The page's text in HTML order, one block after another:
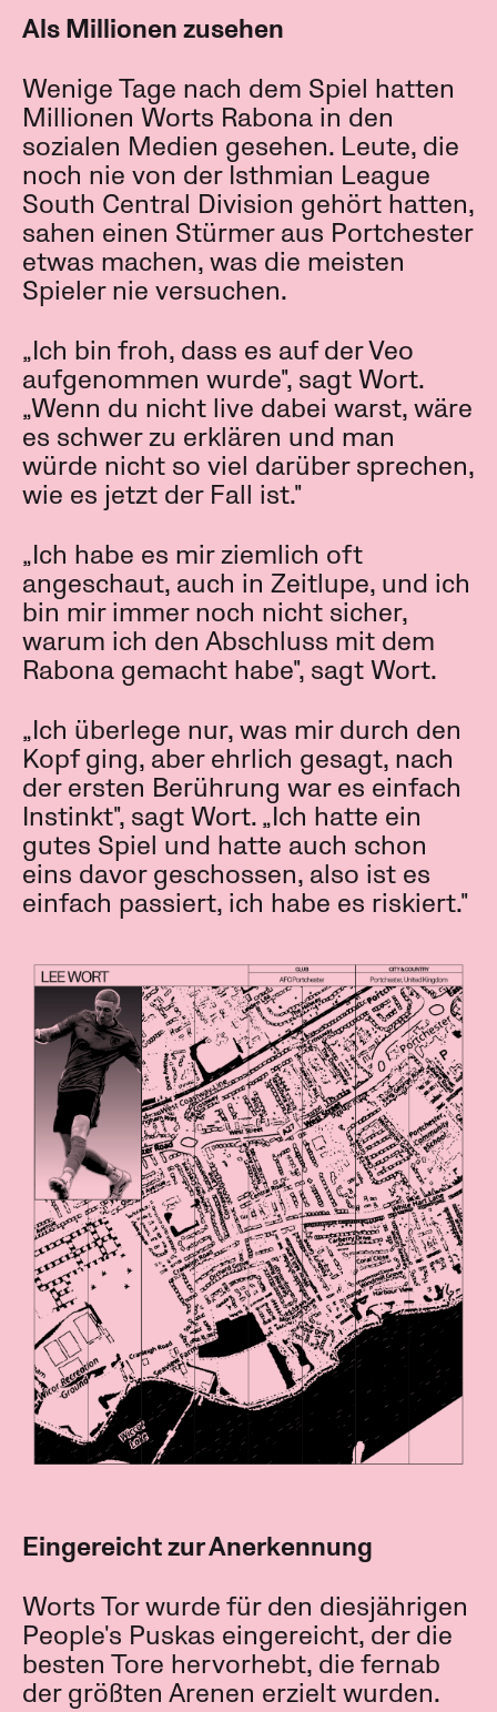
Als Millionen zusehen
Wenige Tage nach dem Spiel hatten
Millionen Worts Rabona in den
sozialen Medien gesehen. Leute, die
noch nie von der Isthmian League
South Central Division gehört hatten,
sahen einen Stürmer aus Portchester
etwas machen, was die meisten
Spieler nie versuchen.
„Ich bin froh, dass es auf der Veo
aufgenommen wurde", sagt Wort.
„Wenn du nicht live dabei warst, wäre
es schwer zu erklären und man
würde nicht so viel darüber sprechen,
wie es jetzt der Fall ist."
„Ich habe es mir ziemlich oft
angeschaut, auch in Zeitlupe, und ich
bin mir immer noch nicht sicher,
warum ich den Abschluss mit dem
Rabona gemacht habe", sagt Wort.
„Ich überlege nur, was mir durch den
Kopf ging, aber ehrlich gesagt, nach
der ersten Berührung war es einfach
Instinkt", sagt Wort. „Ich hatte ein
gutes Spiel und hatte auch schon
eins davor geschossen, also ist es
einfach passiert, ich habe es riskiert."
Eingereicht zur Anerkennung
Worts Tor wurde für den diesjährigen
People's Puskas eingereicht, der die
besten Tore hervorhebt, die fernab
der größten Arenen erzielt wurden.